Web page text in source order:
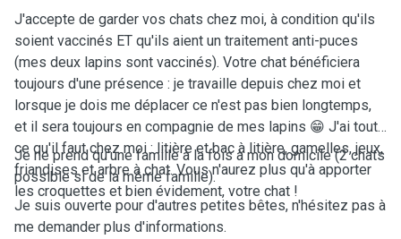
J'accepte de garder vos chats chez moi, à condition qu'ils
soient vaccinés ET qu'ils aient un traitement anti-puces
(mes deux lapins sont vaccinés). Votre chat bénéficiera
toujours d'une présence : je travaille depuis chez moi et
lorsque je dois me déplacer ce n'est pas bien longtemps,
et il sera toujours en compagnie de mes lapins 😁 J'ai tout
ce qu'il faut chez moi : litière et bac à litière, gamelles, jeux,
friandises et arbre à chat. Vous n'aurez plus qu'à apporter
les croquettes et bien évidement, votre chat !
Je ne prend qu'une famille à la fois à mon domicile (2 chats
possible si de la même famille).
Je suis ouverte pour d'autres petites bêtes, n'hésitez pas à
me demander plus d'informations.